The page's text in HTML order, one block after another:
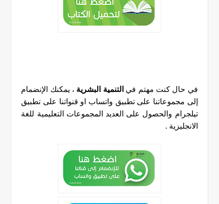
في حال كنت مهتم فيالتنمية البشرية ، يمكنك الإنضمام
إلى مجموعاتنا على تطبيق واتساب او قنواتنا على تطبيق
تيلجرام والحصول على العديد المجموعات التعليمية للغة
الانجليزية .